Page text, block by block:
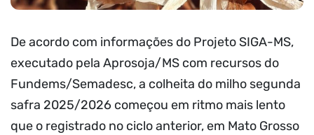
De acordo com informações do Projeto SIGA-MS,
executado pela Aprosoja/MS com recursos do
Fundems/Semadesc, a colheita do milho segunda
safra 2025/2026 começou em ritmo mais lento
que o registrado no ciclo anterior, em Mato Grosso